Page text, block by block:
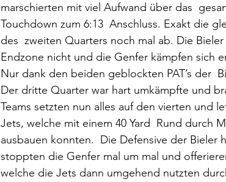
marschierten mit viel Aufwand über das
Touchdown zum 6:13  Anschluss. Exakt die
des  zweiten Quarters noch mal ab. Die
Endzone nicht und die Genfer kämpfen sich
Nur dank den beiden geblockten PAT’s der
Der dritte Quarter war hart umkämpfte und
Teams setzten nun alles auf den vierten und
Jets, welche mit einem 40 Yard  Rund durch
ausbauen konnten.  Die Defensive der
stoppten die Genfer mal um mal und
welche die Jets dann umgehend nutzten